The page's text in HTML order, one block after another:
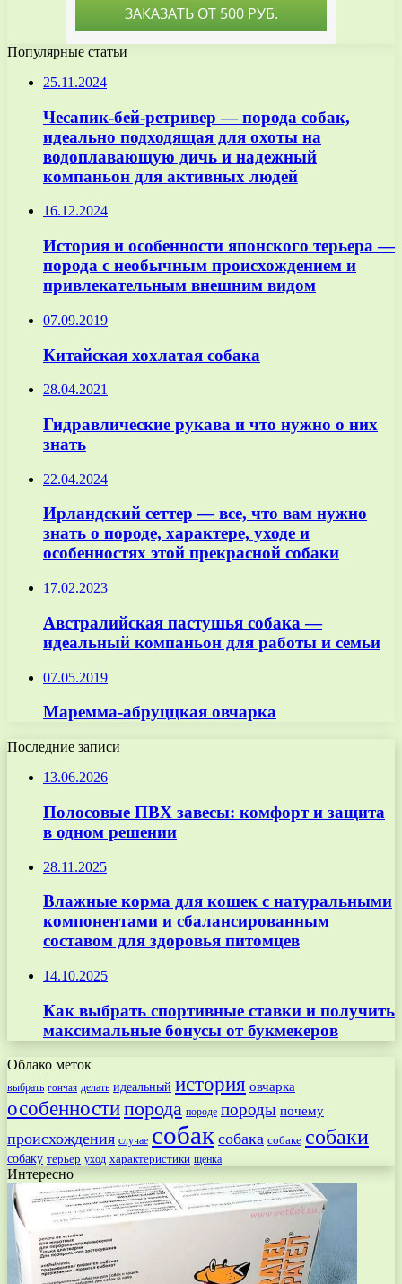
Популярные статьи
25.11.2024
Чесапик-бей-ретривер — порода собак,
идеально подходящая для охоты на
водоплавающую дичь и надежный
компаньон для активных людей
16.12.2024
История и особенности японского терьера —
порода с необычным происхождением и
привлекательным внешним видом
07.09.2019
Китайская хохлатая собака
28.04.2021
Гидравлические рукава и что нужно о них
знать
22.04.2024
Ирландский сеттер — все, что вам нужно
знать о породе, характере, уходе и
особенностях этой прекрасной собаки
17.02.2023
Австралийская пастушья собака —
идеальный компаньон для работы и семьи
07.05.2019
Маремма-абруццкая овчарка
Последние записи
13.06.2026
Полосовые ПВХ завесы: комфорт и защита
в одном решении
28.11.2025
Влажные корма для кошек с натуральными
компонентами и сбалансированным
составом для здоровья питомцев
14.10.2025
Как выбрать спортивные ставки и получить
максимальные бонусы от букмекеров
Облако меток
выбрать гончая делать идеальный история овчарка
особенностипорода породе породы почему
происхождения случае собак собака собаке собаки
собаку терьер уход характеристики щенка
Интересно